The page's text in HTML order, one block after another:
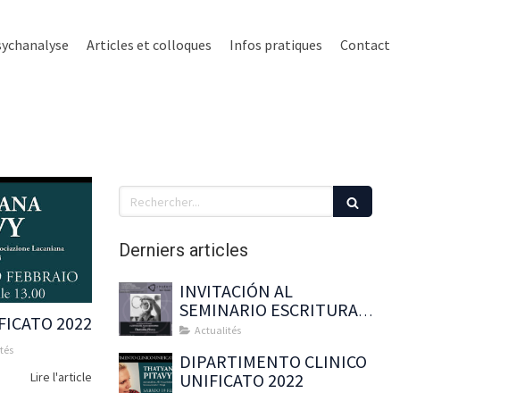
Articles et colloques Infos pratiques Contact
2022
Lire l'article
Rechercher
Derniers articles
INVITACIÓN AL
SEMINARIO ESCRITURA
DEL NUDO BORROMEO
Actualités
DIPARTIMENTO CLINICO
UNIFICATO 2022